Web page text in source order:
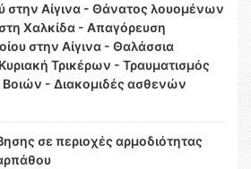
στην Αίγινα - Θάνατος λουομένων
Χαλκίδα - Απαγόρευση
στην Αίγινα - Θαλάσσια
Τρικέρων - Τραυματισμός
- Διακομιδές ασθενών
σε περιοχές αρμοδιότητας